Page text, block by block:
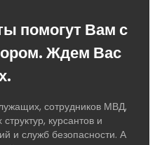
помогут Вам с
Ждем Вас
сотрудников МВД,
курсантов и
и служб безопасности. А